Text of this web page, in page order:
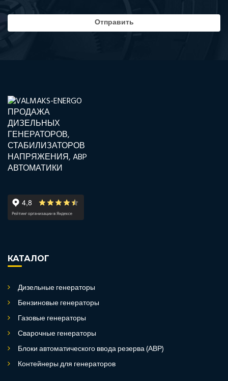
КАТАЛОГ
Дизельные генераторы
Бензиновые генераторы
Газовые генераторы
Сварочные генераторы
Блоки автоматического ввода резерва (АВР)
Контейнеры для генераторов